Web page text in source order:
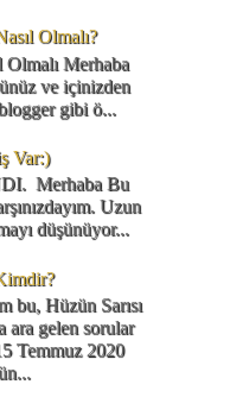
Olmalı?
Merhaba
ve içinizden
blogger gibi ö...
Var:)
Merhaba Bu
Uzun
düşünüyor...
bu, Hüzün Sarısı
ara gelen sorular
Temmuz 2020